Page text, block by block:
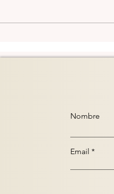
Nombre
Email